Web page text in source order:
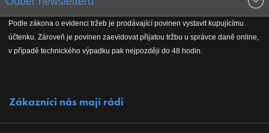
Reklamační řád
Koho podporujeme
Podle zákona o evidenci tržeb je prodávající povinen vystavit kupujícímu
účtenku. Zároveň je povinen zaevidovat přijatou tržbu u správce daně online,
v případě technického výpadku pak nejpozději do 48 hodin.
Zákazníci nás mají rádi